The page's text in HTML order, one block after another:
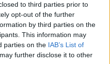
to third parties prior to
opt-out of the further
by third parties on the
This information may
parties on the IAB’s List of
further disclose it to other
*
IS; 2 KIÍRT
***